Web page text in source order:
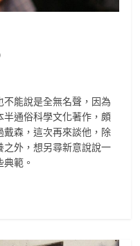
能說是全無名聲，因為
通俗科學文化著作，頗
戴森，這次再來談他，除
之外，想另尋新意說說一
範。